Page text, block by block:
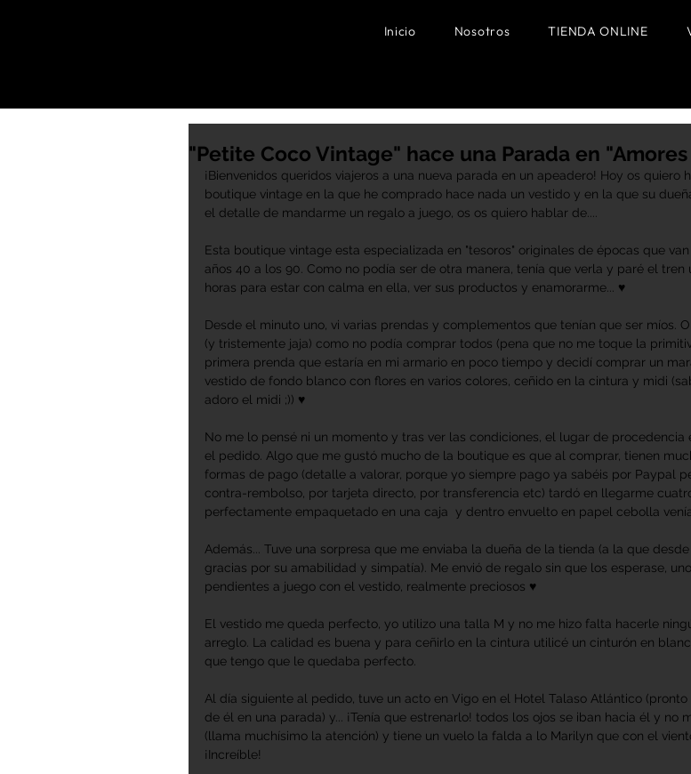
Inicio Nosotros TIENDA ONLINE
"Petite Coco Vintage" hace una Parada en
¡Bienvenidos queridos viajeros a una nueva parada en un apeadero! Hoy os quiero
boutique vintage en la que he comprado hace nada un vestido y en la que su
el detalle de mandarme un regalo a juego, os os quiero hablar de....
Esta boutique vintage esta especializada en "tesoros" originales de épocas que
años 40 a los 90. Como no podía ser de otra manera, tenía que verla y paré el tren
horas para estar con calma en ella, ver sus productos y enamorarme... ♥
Desde el minuto uno, vi varias prendas y complementos que tenían que ser míos.
(y tristemente jaja) como no podía comprar todos (pena que no me toque la
primera prenda que estaría en mi armario en poco tiempo y decidí comprar un
vestido de fondo blanco con flores en varios colores, ceñido en la cintura y midi
adoro el midi ;)) ♥
No me lo pensé ni un momento y tras ver las condiciones, el lugar de procedencia
el pedido. Algo que me gustó mucho de la boutique es que al comprar, tienen
formas de pago (detalle a valorar, porque yo siempre pago ya sabéis por Paypal
contra-rembolso, por tarjeta directo, por transferencia etc) tardó en llegarme
perfectamente empaquetado en una caja  y dentro envuelto en papel cebolla
Además... Tuve una sorpresa que me enviaba la dueña de la tienda (a la que
gracias por su amabilidad y simpatía). Me envió de regalo sin que los esperase,
pendientes a juego con el vestido, realmente preciosos ♥
El vestido me queda perfecto, yo utilizo una talla M y no me hizo falta hacerle
arreglo. La calidad es buena y para ceñirlo en la cintura utilicé un cinturón en
que tengo que le quedaba perfecto.
Al día siguiente al pedido, tuve un acto en Vigo en el Hotel Talaso Atlántico (pronto
de él en una parada) y... ¡Tenía que estrenarlo! todos los ojos se iban hacia él y no
(llama muchísimo la atención) y tiene un vuelo la falda a lo Marilyn que con el
¡Increíble!